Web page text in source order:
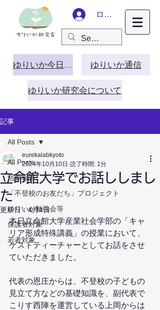
ログイン
ゆりいか今日この頃 ゆりいか通信
ゆりいか研究会について
記事
All Posts
活動報告
「不登校のお友だち」プロジェクト
ゆりいか勉強会等
保護者対象
若者対象
All Posts
立命館大学でお話ししまし
た
eurekalabkyoto
2024年10月10日 読了時間: 1分
更新日：4月4日
本日立命館大学産業社会学部の「キャ
リア形成特殊講義」の授業において、
ゲストティーチャーとしてお話をさせ
ていただきました。
代表の恩庄からは、不登校の子どもの
見立て方などの基礎知識を、副代表で
こりす西陣を運営している上岡からは